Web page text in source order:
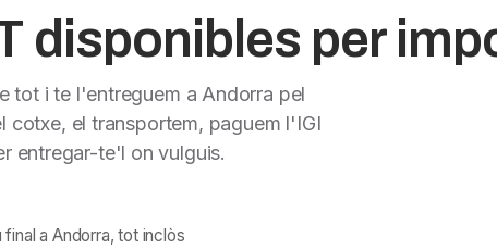
disponibles per
tot i te l'entreguem a Andorra pel
cotxe, el transportem, paguem l'IGI
entregar-te'l on vulguis.
final a Andorra, tot inclòs